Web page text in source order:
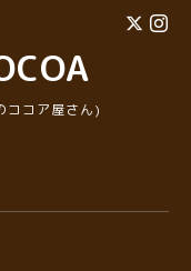
ココア屋さん)